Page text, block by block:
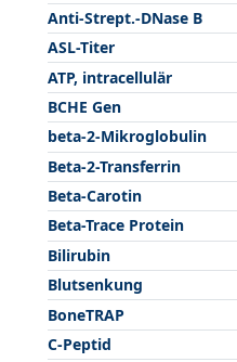
Anti-Strept.-DNase B
ASL-Titer
ATP, intracellulär
BCHE Gen
beta-2-Mikroglobulin
Beta-2-Transferrin
Beta-Carotin
Beta-Trace Protein
Bilirubin
Blutsenkung
BoneTRAP
C-Peptid